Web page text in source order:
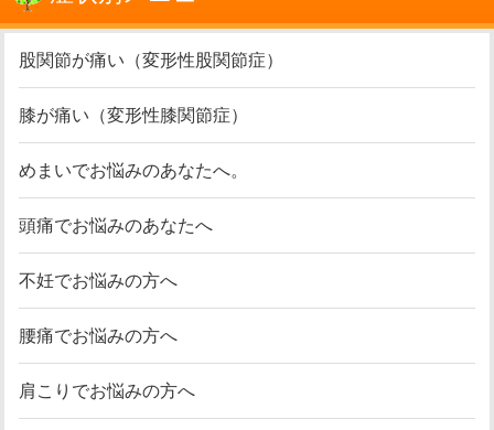
股関節が痛い（変形性股関節症）
膝が痛い（変形性膝関節症）
めまいでお悩みのあなたへ。
頭痛でお悩みのあなたへ
不妊でお悩みの方へ
腰痛でお悩みの方へ
肩こりでお悩みの方へ